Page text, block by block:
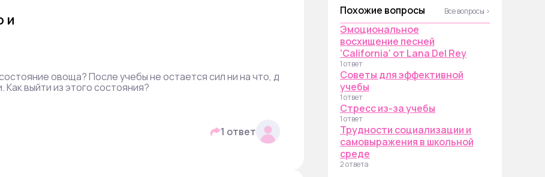
и
овоща? После учебы не остается сил ни на что, д
выйти из этого состояния?
1 ответ
Похожие вопросы Все вопросы ›
Эмоциональное
восхищение песней
'California' от Lana Del Rey
1 ответ
Советы для эффективной
учебы
1 ответ
Стресс из-за учебы
1 ответ
Трудности социализации и
самовыражения в школьной
среде
2 ответа